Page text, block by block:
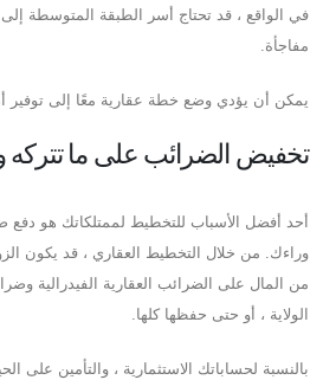
في الواقع ، قد تحتاج أسر الطبقة المتوسطة
مفاجأة.
يمكن أن يؤدي وضع خطة عقارية معًا إلى توفير
تخفيض الضرائب على ما تتركه
أحد أفضل الأسباب للتخطيط لممتلكاتك هو دفع
وراءك. من خلال التخطيط العقاري ، قد يكون
من المال على الضرائب العقارية الفيدرالية
الولاية ، أو حتى حفظها كلها.
بالنسبة لحساباتك الاستثمارية ، والتأمين على